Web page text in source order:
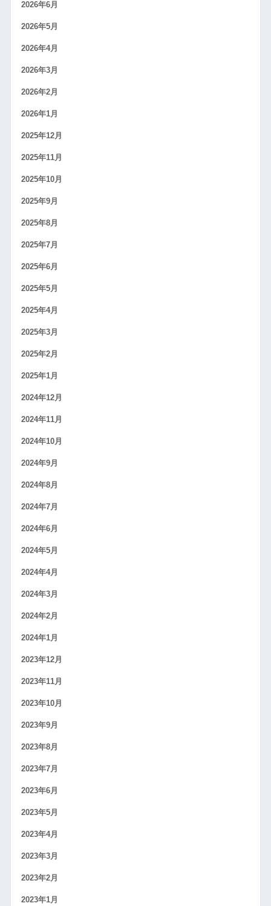
2026年6月
2026年5月
2026年4月
2026年3月
2026年2月
2026年1月
2025年12月
2025年11月
2025年10月
2025年9月
2025年8月
2025年7月
2025年6月
2025年5月
2025年4月
2025年3月
2025年2月
2025年1月
2024年12月
2024年11月
2024年10月
2024年9月
2024年8月
2024年7月
2024年6月
2024年5月
2024年4月
2024年3月
2024年2月
2024年1月
2023年12月
2023年11月
2023年10月
2023年9月
2023年8月
2023年7月
2023年6月
2023年5月
2023年4月
2023年3月
2023年2月
2023年1月